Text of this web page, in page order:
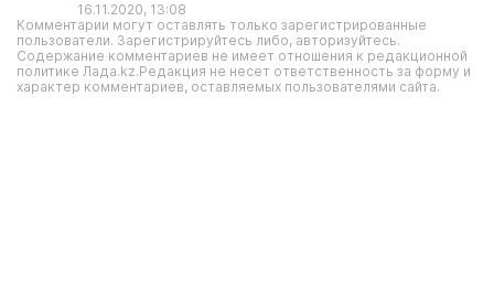
16.11.2020, 13:08
Комментарии могут оставлять только зарегистрированные
пользователи. Зарегистрируйтесь либо, авторизуйтесь.
Содержание комментариев не имеет отношения к редакционной
политике Лада.kz.Редакция не несет ответственность за форму и
характер комментариев, оставляемых пользователями сайта.